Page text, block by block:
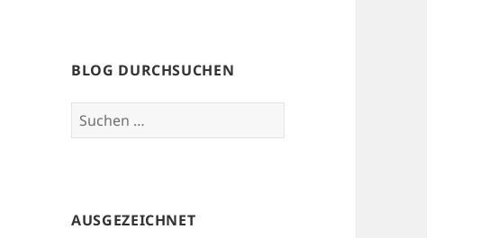
BLOG DURCHSUCHEN
Suchen
nach:
AUSGEZEICHNET